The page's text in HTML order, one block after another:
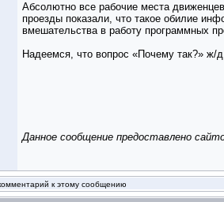
Абсолютно все рабочие места
проезды показали, что такое обилие
вмешательства в работу программных
Надеемся, что вопрос «Почему так?»
Данное сообщение предоставлено
к этому сообщению